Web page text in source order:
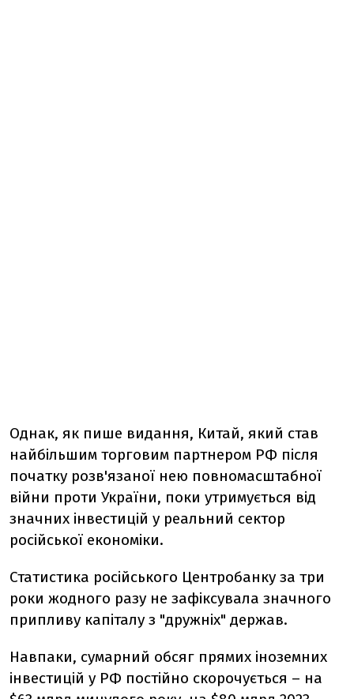
Однак, як пише видання, Китай, який став
найбільшим торговим партнером РФ після
початку розв'язаної нею повномасштабної
війни проти України, поки утримується від
значних інвестицій у реальний сектор
російської економіки.
Статистика російського Центробанку за три
роки жодного разу не зафіксувала значного
припливу капіталу з "дружніх" держав.
Навпаки, сумарний обсяг прямих іноземних
інвестицій у РФ постійно скорочується – на